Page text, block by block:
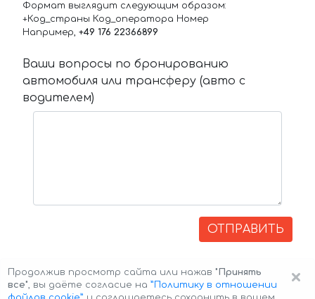
Формат выглядит следующим образом:
+Код_страны Код_оператора Номер
Например, +49 176 22366899
Ваши вопросы по бронированию
автомобиля или трансферу (авто с
водителем)
ОТПРАВИТЬ
×
Продолжив просмотр сайта или нажав "Принять
все", вы даёте согласие на ”Политику в отношении